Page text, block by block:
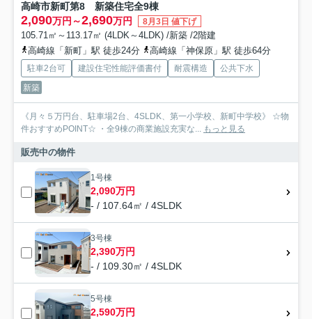
高崎市新町第8 新築住宅全9棟
2,090万円～2,690万円 8月3日 値下げ
105.71㎡～113.17㎡ (4LDK～4LDK) /新築 /2階建
高崎線「新町」駅 徒歩24分
高崎線「神保原」駅 徒歩64分
駐車2台可 建設住宅性能評価書付 耐震構造
公共下水
新築
《月々５万円台、駐車場2台、4SLDK、第一小学校、新町中学校》 ☆物
件おすすめPOINT☆ ・全9棟の商業施設充実な... もっと見る
販売中の物件
1号棟
2,090万円
- / 107.64㎡ / 4SLDK
3号棟
2,390万円
- / 109.30㎡ / 4SLDK
5号棟
2,590万円